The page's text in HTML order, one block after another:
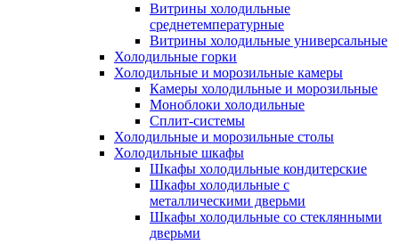
Витрины холодильные
среднетемпературные
Витрины холодильные универсальные
Холодильные горки
Холодильные и морозильные камеры
Камеры холодильные и морозильные
Моноблоки холодильные
Сплит-системы
Холодильные и морозильные столы
Холодильные шкафы
Шкафы холодильные кондитерские
Шкафы холодильные с
металлическими дверьми
Шкафы холодильные со стеклянными
дверьми